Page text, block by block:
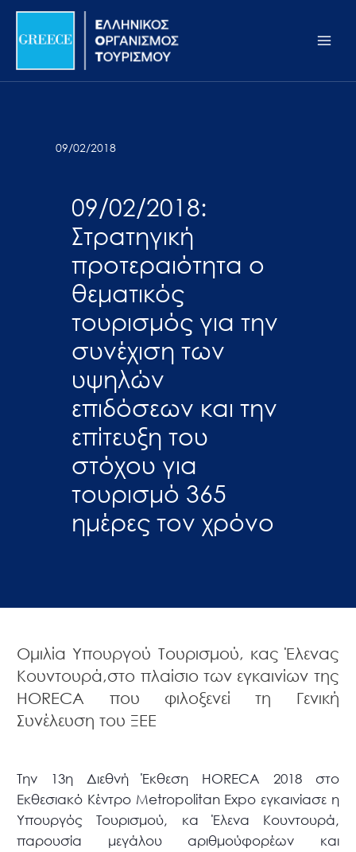
Σημείωση:
ιστότοπος
προσβασιμότητας.
Μετάβαση
περιεχόμενο
09/02/2018
09/02/2018:
Στρατηγική
προτεραιότητα ο
θεματικός
τουρισμός για την
συνέχιση των
υψηλών
επιδόσεων και την
επίτευξη του
στόχου για
τουρισμό 365
ημέρες τον χρόνο
Ομιλία Υπουργού Τουρισμού, κας Έλενας
Κουντουρά,στο πλαίσιο των εγκαινίων της
HORECA που φιλοξενεί τη Γενική
Συνέλευση του ΞΕΕ
Την 13η Διεθνή Έκθεση HORECA 2018 στο
Εκθεσιακό Κέντρο Metropolitan Expo εγκαινίασε η
Υπουργός Τουρισμού, κα Έλενα Κουντουρά,
παρουσία μεγάλου αριθμούφορέων και